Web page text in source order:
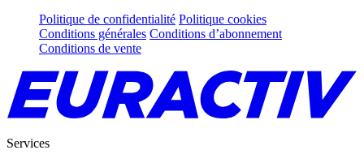
Politique de confidentialité Politique cookies
Conditions générales Conditions d’abonnement
Conditions de vente
Services